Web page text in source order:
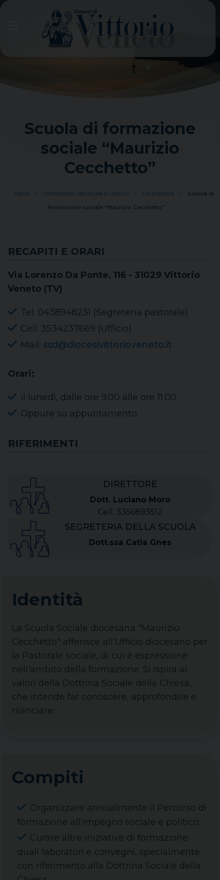
Scuola di formazione
sociale “Maurizio
Cecchetto”
Home Formazione Spirituale e Cultura Formazione
Scuola di
formazione sociale “Maurizio Cecchetto”
RECAPITI E ORARI
Via Lorenzo Da Ponte, 116 - 31029 Vittorio
Veneto (TV)
Tel. 0438948231 (Segreteria pastorale)
Cell. 3534237669 (Ufficio)
Mail: ssd@diocesivittorioveneto.it
Orari:
il lunedì, dalle ore 9.00 alle ore 11.00
Oppure su appuntamento
RIFERIMENTI
DIRETTORE
Dott. Luciano Moro
Cell. 3356893512
SEGRETERIA DELLA SCUOLA
Dott.ssa Catia Gnes
Identità
La Scuola Sociale diocesana "Maurizio
Cecchetto" afferisce all'Ufficio diocesano per
la Pastorale sociale, di cui è espressione
nell'ambito della formazione. Si ispira ai
valori della Dottrina Sociale della Chiesa,
che intende far conoscere, approfondire e
rilanciare.
Compiti
Organizzare annualmente il Percorso di
formazione all'impegno sociale e politico;
Curare altre iniziative di formazione
quali laboratori e convegni, specialmente
con riferimento alla Dottrina Sociale della